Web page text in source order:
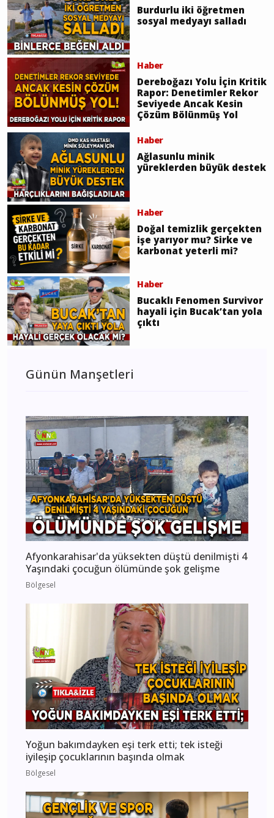
Burdurlu iki öğretmen
sosyal medyayı salladı
Haber
Dereboğazı Yolu İçin Kritik
Rapor: Denetimler Rekor
Seviyede Ancak Kesin
Çözüm Bölünmüş Yol
Haber
Ağlasunlu minik
yüreklerden büyük destek
Haber
Doğal temizlik gerçekten
işe yarıyor mu? Sirke ve
karbonat yeterli mi?
Haber
Bucaklı Fenomen Survivor
hayali için Bucak’tan yola
çıktı
Günün Manşetleri
Afyonkarahisar'da yüksekten düştü denilmişti 4
Yaşındaki çocuğun ölümünde şok gelişme
Bölgesel
Yoğun bakımdayken eşi terk etti; tek isteği
iyileşip çocuklarının başında olmak
Bölgesel